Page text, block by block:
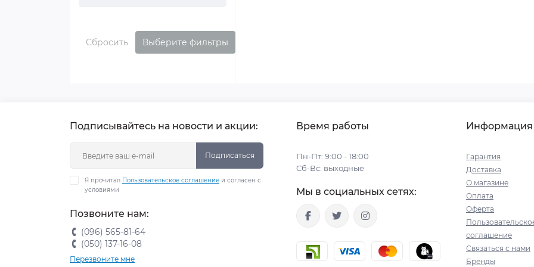
Сбросить Выберите фильтры
Подписывайтесь на новости и акции:
Подписаться
Я прочитал Пользовательское соглашение и согласен с
условиями
Позвоните нам:
(096) 565-81-64
(050) 137-16-08
Перезвоните мне
Время работы
Пн-Пт: 9:00 - 18:00
Сб-Вс: выходные
Мы в социальных сетях:
Информация
Гарантия
Доставка
О магазине
Оплата
Оферта
соглашение
Связаться с нами
Бренды